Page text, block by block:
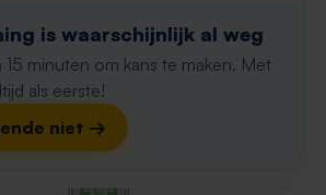
is waarschijnlijk al weg
15 minuten om kans te maken. Met
als eerste!
niet →